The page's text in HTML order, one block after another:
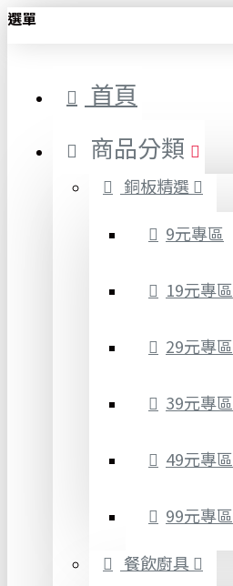
選單
首頁
商品分類
銅板精選
9元專區
19元專區
29元專區
39元專區
49元專區
99元專區
餐飲廚具